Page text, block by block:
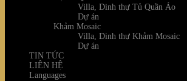
Villa, Dinh thự Tủ Quần Áo
Dự án
Khảm Mosaic
Villa, Dinh thự Khảm Mosaic
Dự án
TIN TỨC
LIÊN HỆ
Languages